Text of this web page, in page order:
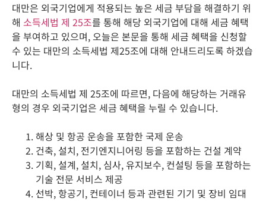
대만은 외국기업에게 적용되는 높은 세금 부담을 해결하기 위
해 소득세법 제 25조를 통해 해당 외국기업에 대해 세금 혜택
을 부여하고 있으며,오늘은 본문을 통해 세금 혜택을 신청할
수 있는 대만의 소득세법 제25조에 대해 안내드리도록 하겠습
니다.
대만의 소득세법 제 25조에 따르면, 다음에 해당하는 거래유
형의 경우 외국기업은 세금 혜택을 누릴 수 있습니다.
해상 및 항공 운송을 포함한 국제 운송
건축, 설치, 전기엔지니어링 등을 포함하는 건설 계약
기획, 설계, 설치, 심사, 유지보수, 컨설팅 등을 포함하는
기술 전문 서비스 제공
선박, 항공기, 컨테이너 등과 관련된 기기 및 장비 임대